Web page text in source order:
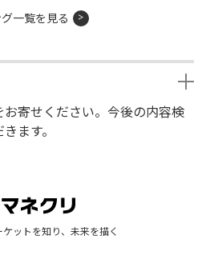
一覧を見る
寄せください。今後の内容検
ます。
ットを知り、未来を描く